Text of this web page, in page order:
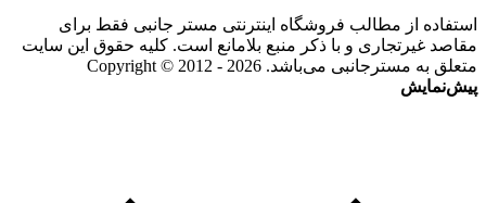
استفاده از مطالب فروشگاه اینترنتی مستر جانبی فقط برای
مقاصد غیرتجاری و با ذکر منبع بلامانع است. کلیه حقوق این سایت
متعلق به مسترجانبی می‌باشد. Copyright © 2012 - 2026
پیش‌نمایش